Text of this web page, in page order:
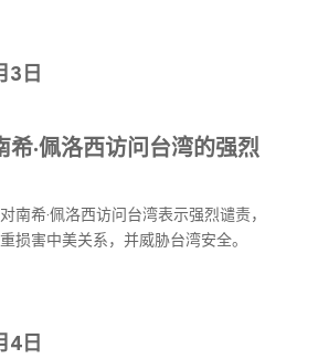
3日
希·佩洛西访问台湾的强烈
南希·佩洛西访问台湾表示强烈谴责，
损害中美关系，并威胁台湾安全。
4日